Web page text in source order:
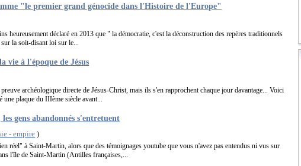
"le premier grand génocide dans l'Histoire de l'Europe"
heureusement déclaré en 2013 que " la démocratie, c'est la déconstruction des repères traditionnels
la soit-disant loi sur le...
vie à l'époque de Jésus
archéologique directe de Jésus-Christ, mais ils s'en rapprochent chaque jour davantage... Voici
une plaque du IIIème siècle avant...
gens abandonnés s'entretuent
- empire )
réel" à Saint-Martin, alors que des témoignages youtube que vous n'avez pas entendus ni vus sur
l'île de Saint-Martin (Antilles françaises,...